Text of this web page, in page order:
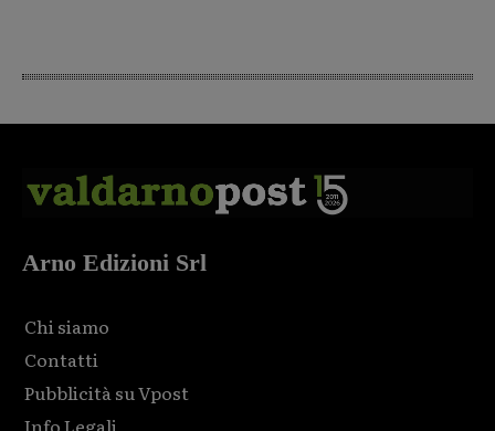
Arno Edizioni Srl
Chi siamo
Contatti
Pubblicità su Vpost
Info Legali